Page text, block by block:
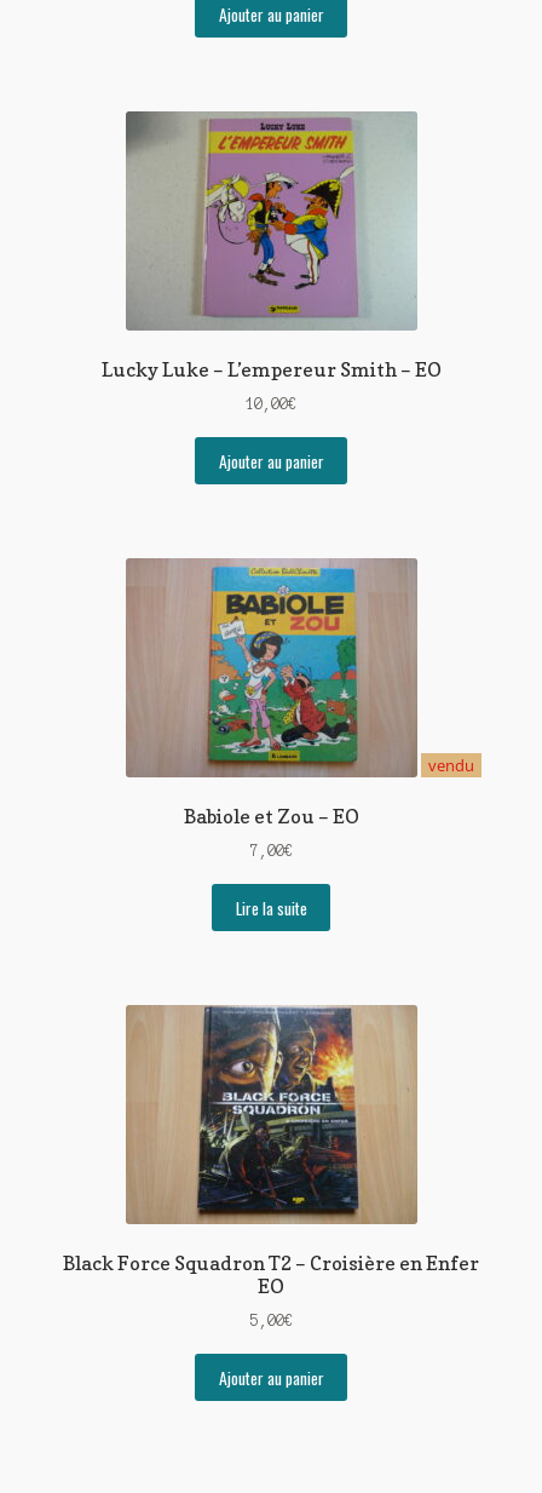
Ajouter au panier
Lucky Luke – L’empereur Smith – EO
10,00€
Ajouter au panier
vendu
Babiole et Zou – EO
7,00€
Lire la suite
Black Force Squadron T2 – Croisière en Enfer
EO
5,00€
Ajouter au panier